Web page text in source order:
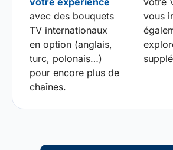
avec des bouquets
TV internationaux
en option (anglais,
turc, polonais…)
pour encore plus de
chaînes.
vous